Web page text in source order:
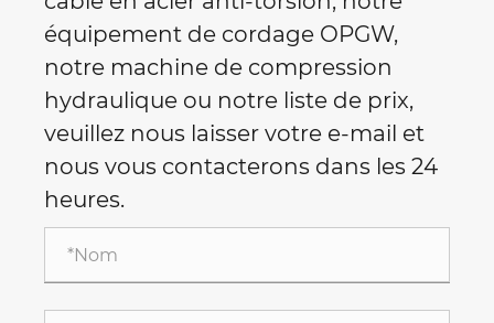
équipement de cordage OPGW,
notre machine de compression
hydraulique ou notre liste de prix,
veuillez nous laisser votre e-mail et
nous vous contacterons dans les 24
heures.